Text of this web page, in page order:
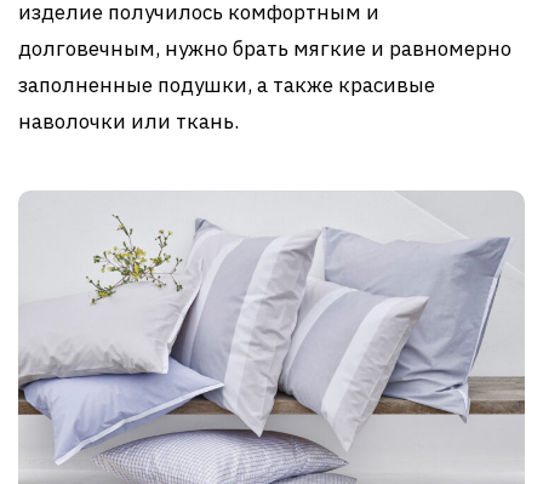
изделие получилось комфортным и
долговечным, нужно брать мягкие и равномерно
заполненные подушки, а также красивые
наволочки или ткань.